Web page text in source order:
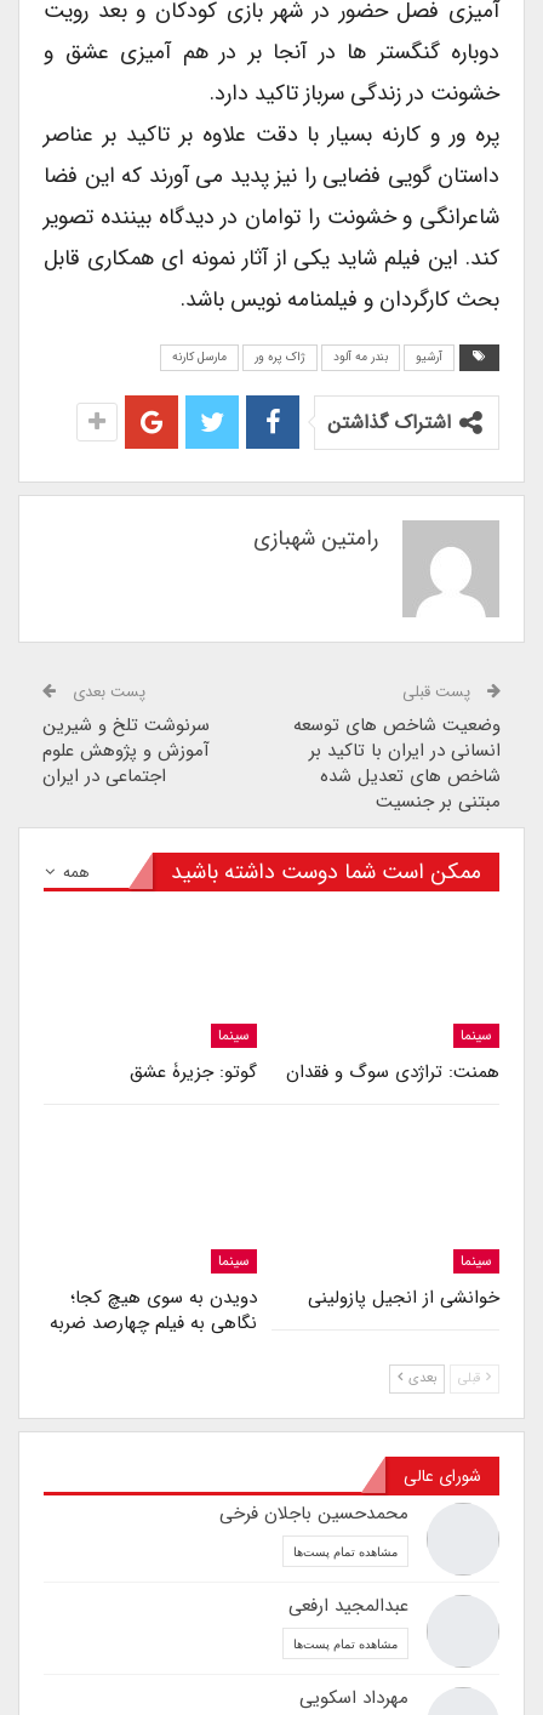
آمیزی فصل حضور در شهر بازی کودکان و بعد رویت
دوباره گنگستر ها در آنجا بر در هم آمیزی عشق و
خشونت در زندگی سرباز تاکید دارد.
پره ور و کارنه بسیار با دقت علاوه بر تاکید بر عناصر
داستان گویی فضایی را نیز پدید می آورند که این فضا
شاعرانگی و خشونت را توامان در دیدگاه بیننده تصویر
کند. این فیلم شاید یکی از آثار نمونه ای همکاری قابل
بحث کارگردان و فیلمنامه نویس باشد.
آرشیو بندر مه آلود ژاک پره ور مارسل کارنه
اشتراک گذاشتن
رامتین شهبازی
پست قبلی
وضعیت شاخص های توسعه
انسانی در ایران با تاکید بر
شاخص های تعدیل شده
مبتنی بر جنسیت
پست بعدی
سرنوشت تلخ و شیرین
آموزش و پژوهش علوم
اجتماعی در ایران
همه ممکن است شما دوست داشته باشید
سینما
همنت: تراژدی سوگ و فقدان
سینما
گوتو: جزیرۀ عشق
سینما
خوانشی از انجیل پازولینی
سینما
دویدن به سوی هیچ کجا؛
نگاهی به فیلم چهارصد ضربه
قبلی بعدی
شورای عالی
محمدحسین باجلان فرخی
مشاهده تمام پست‌ها
عبدالمجید ارفعی
مشاهده تمام پست‌ها
مهرداد اسکویی